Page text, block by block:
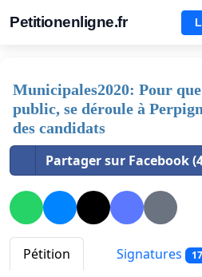
Petitionenligne.fr
Municipales2020: Pour
public, se déroule à
des candidats
Partager sur Facebook
Pétition Signatures